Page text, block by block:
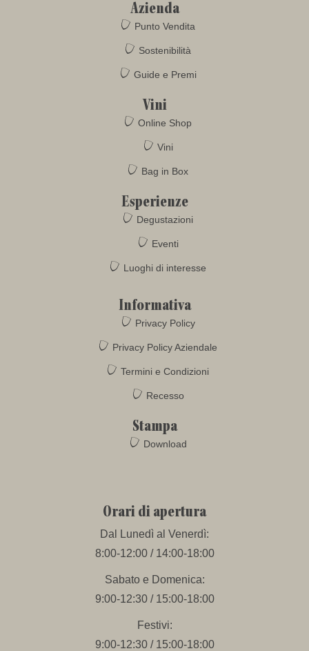
Azienda
Punto Vendita
Sostenibilità
Guide e Premi
Vini
Online Shop
Vini
Bag in Box
Esperienze
Degustazioni
Eventi
Luoghi di interesse
Informativa
Privacy Policy
Privacy Policy Aziendale
Termini e Condizioni
Recesso
Stampa
Download
Orari di apertura
Dal Lunedì al Venerdì:
8:00-12:00 / 14:00-18:00
Sabato e Domenica:
9:00-12:30 / 15:00-18:00
Festivi:
9:00-12:30 / 15:00-18:00